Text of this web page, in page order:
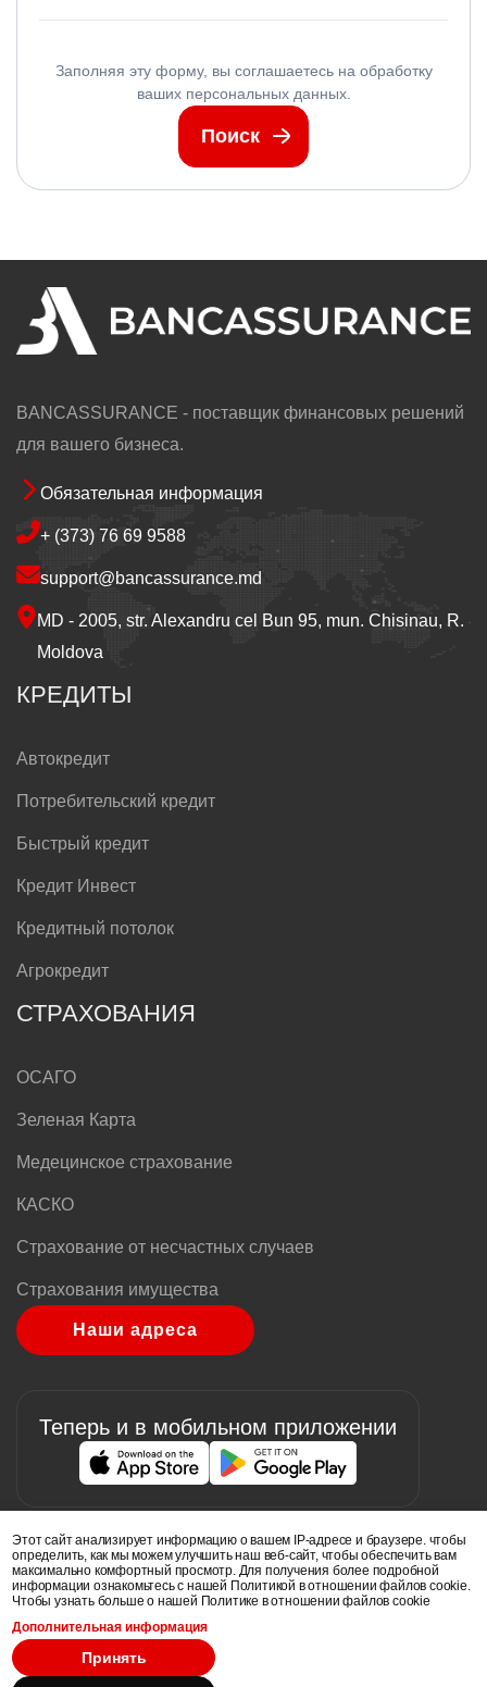
Заполняя эту форму, вы соглашаетесь на обработку
ваших персональных данных.
BANCASSURANCE - поставщик финансовых решений
для вашего бизнеса.
Footer
Обязательная информация
+ (373) 76 69 9588
support@bancassurance.md
MD - 2005, str. Alexandru cel Bun 95, mun. Chisinau, R.
Moldova
КРЕДИТЫ
Автокредит
Потребительский кредит
Быстрый кредит
Кредит Инвест
Кредитный потолок
Агрокредит
СТРАХОВАНИЯ
ОСАГО
Зеленая Карта
Медецинское страхование
КАСКО
Страхование от несчастных случаев
Страхования имущества
Наши адреса
Теперь и в мобильном приложении
Image Image
Image Image
Этот сайт анализирует информацию о вашем IP-адресе и браузере. чтобы
определить, как мы можем улучшить наш веб-сайт, чтобы обеспечить вам
максимально комфортный просмотр. Для получения более подробной
информации ознакомьтесь с нашей Политикой в ​​отношении файлов cookie.
Чтобы узнать больше о нашей Политике в отношении файлов cookie
Дополнительная информация
Принять